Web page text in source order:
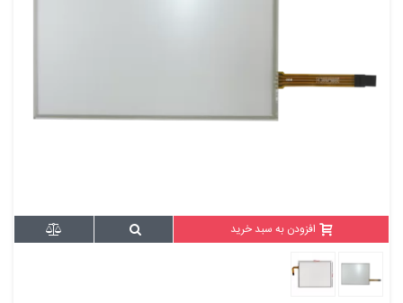
افزودن به سبد خرید